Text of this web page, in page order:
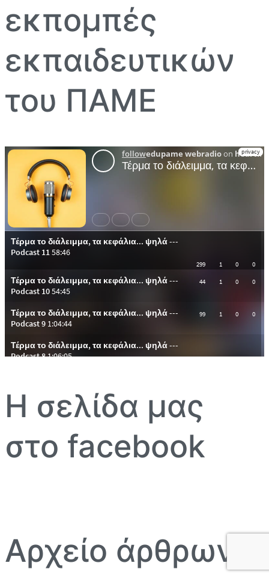
εκπομπές
εκπαιδευτικών
του ΠΑΜΕ
Η σελίδα μας
στο facebook
Αρχείο άρθρων